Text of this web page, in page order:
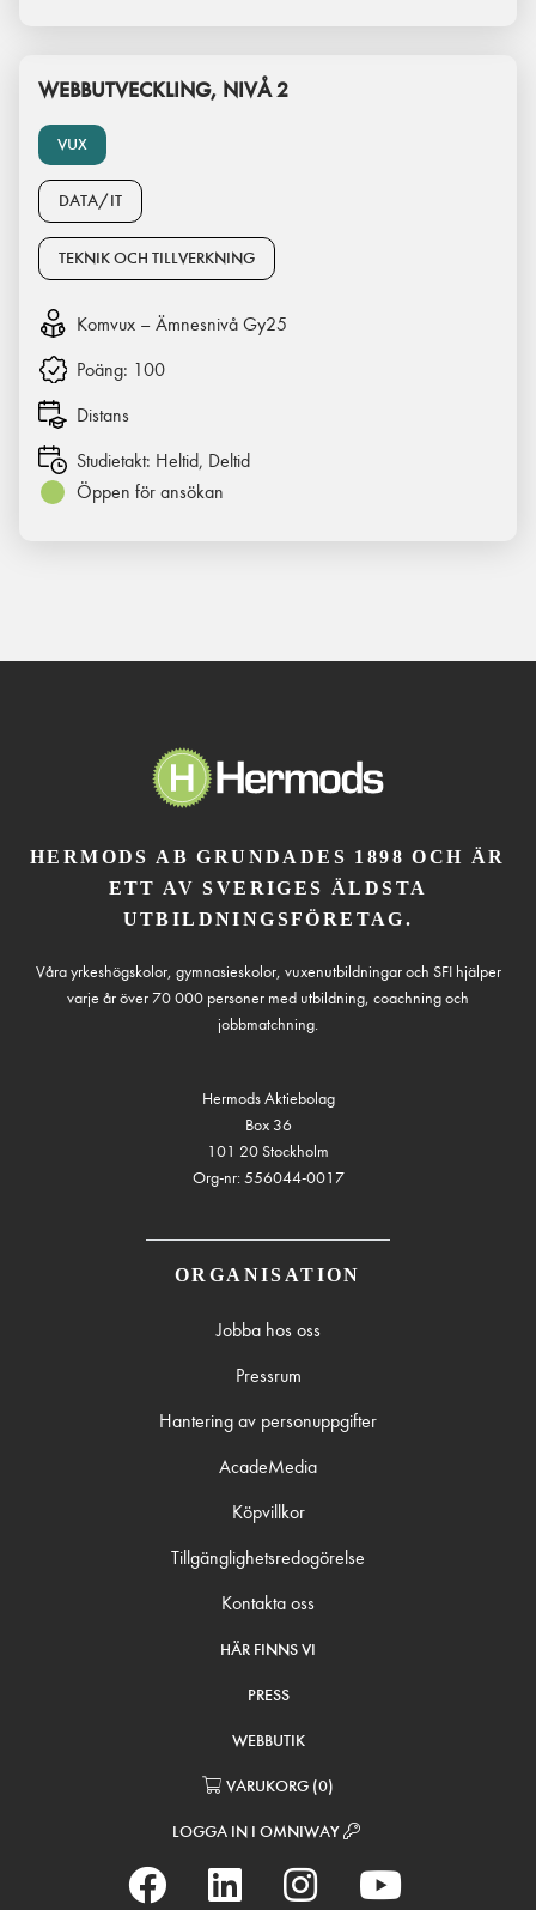
VUX
WEBBUTVECKLING, NIVÅ 2
DATA/IT
TEKNIK OCH TILLVERKNING
Komvux – Ämnesnivå Gy25
Poäng: 100
Distans
Studietakt: Heltid, Deltid
Öppen för ansökan
HERMODS AB GRUNDADES 1898 OCH ÄR
ETT AV SVERIGES ÄLDSTA
UTBILDNINGSFÖRETAG.
Våra yrkeshögskolor, gymnasieskolor, vuxenutbildningar och SFI hjälper
varje år över 70 000 personer med utbildning, coachning och
jobbmatchning.
Hermods Aktiebolag
Box 36
101 20 Stockholm
Org-nr: 556044-0017
ORGANISATION
Jobba hos oss
Pressrum
Hantering av personuppgifter
AcadeMedia
Köpvillkor
Tillgänglighetsredogörelse
Kontakta oss
HÄR FINNS VI
PRESS
WEBBUTIK
VARUKORG (0)
LOGGA IN I OMNIWAY